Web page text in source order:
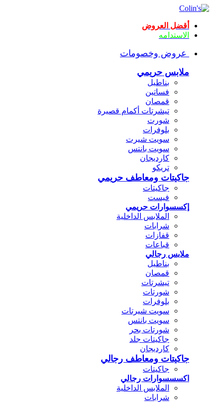
أقضل العروض
الاستدامه
عروض وخصومات
ملابس حريمي
بناطيل
فساتين
قمصان
تيشرتات أكمام قصيرة
شورت
بلوفرات
سويت شيرت
سويت بانتس
كارديجان
تريكو
جاكيتات ومعاطف حريمي
جاكيتات
فيست
إكسسوارات حريمي
الملابس الداخلية
شرابات
قفازات
قباعات
ملابس رجالي
بناطيل
قمصان
تيشرتات
شورتات
بلوفرات
سويت شيرتات
سويت بانتس
شورتات بحر
جاكيتات جلد
كارديجان
جاكيتات ومعاطف رجالي
جاكيتات
اكسسسوارات رجالي
الملابس الداخلية
شرابات